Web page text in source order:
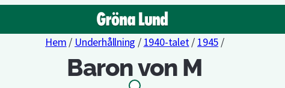
Hem / Underhållning / 1940-talet/ 1945 /
Baron von M